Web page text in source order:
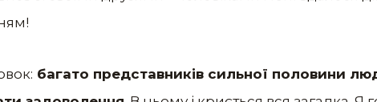
багато представників сильної половини